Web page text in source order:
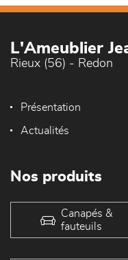
L'Ameublier
Rieux (56) - Redon
Présentation
Actualités
Nos produits
Canapés &
fauteuils